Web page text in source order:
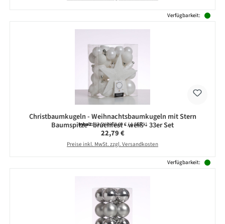
Verfügbarkeit:
Christbaumkugeln - Weihnachtsbaumkugeln mit Stern
Baumspitze - bruchfest - weiß - 33er Set
Inhalt:33 Stück(0,69 € / 1 Stück)
Regulärer Preis:
22,79 €
Preise inkl. MwSt. zzgl. Versandkosten
Verfügbarkeit: